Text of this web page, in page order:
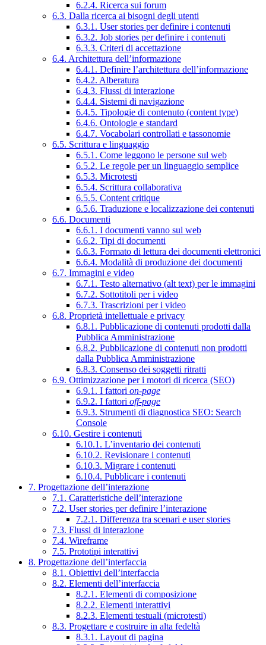
6.2.4. Ricerca sui forum
6.3. Dalla ricerca ai bisogni degli utenti
6.3.1. User stories per definire i contenuti
6.3.2. Job stories per definire i contenuti
6.3.3. Criteri di accettazione
6.4. Architettura dell’informazione
6.4.1. Definire l’architettura dell’informazione
6.4.2. Alberatura
6.4.3. Flussi di interazione
6.4.4. Sistemi di navigazione
6.4.5. Tipologie di contenuto (content type)
6.4.6. Ontologie e standard
6.4.7. Vocabolari controllati e tassonomie
6.5. Scrittura e linguaggio
6.5.1. Come leggono le persone sul web
6.5.2. Le regole per un linguaggio semplice
6.5.3. Microtesti
6.5.4. Scrittura collaborativa
6.5.5. Content critique
6.5.6. Traduzione e localizzazione dei contenuti
6.6. Documenti
6.6.1. I documenti vanno sul web
6.6.2. Tipi di documenti
6.6.3. Formato di lettura dei documenti elettronici
6.6.4. Modalità di produzione dei documenti
6.7. Immagini e video
6.7.1. Testo alternativo (alt text) per le immagini
6.7.2. Sottotitoli per i video
6.7.3. Trascrizioni per i video
6.8. Proprietà intellettuale e privacy
6.8.1. Pubblicazione di contenuti prodotti dalla
Pubblica Amministrazione
6.8.2. Pubblicazione di contenuti non prodotti
dalla Pubblica Amministrazione
6.8.3. Consenso dei soggetti ritratti
6.9. Ottimizzazione per i motori di ricerca (SEO)
6.9.1. I fattori on-page
6.9.2. I fattori off-page
6.9.3. Strumenti di diagnostica SEO: Search
Console
6.10. Gestire i contenuti
6.10.1. L’inventario dei contenuti
6.10.2. Revisionare i contenuti
6.10.3. Migrare i contenuti
6.10.4. Pubblicare i contenuti
7. Progettazione dell’interazione
7.1. Caratteristiche dell’interazione
7.2. User stories per definire l’interazione
7.2.1. Differenza tra scenari e user stories
7.3. Flussi di interazione
7.4. Wireframe
7.5. Prototipi interattivi
8. Progettazione dell’interfaccia
8.1. Obiettivi dell’interfaccia
8.2. Elementi dell’interfaccia
8.2.1. Elementi di composizione
8.2.2. Elementi interattivi
8.2.3. Elementi testuali (microtesti)
8.3. Progettare e costruire in alta fedeltà
8.3.1. Layout di pagina